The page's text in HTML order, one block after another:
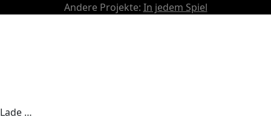
Andere Projekte: In jedem Spiel
Lade …